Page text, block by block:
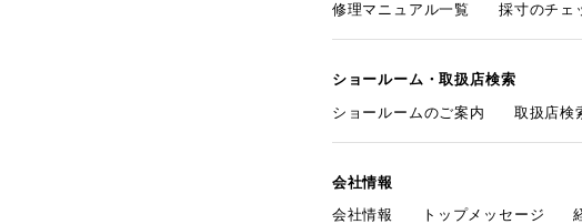
修理マニュアル一覧
採寸のチェ
ショールーム・取扱店検索
ショールームのご案内
取扱店検
会社情報
会社情報
トップメッセージ